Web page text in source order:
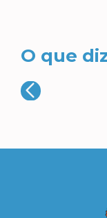
O que